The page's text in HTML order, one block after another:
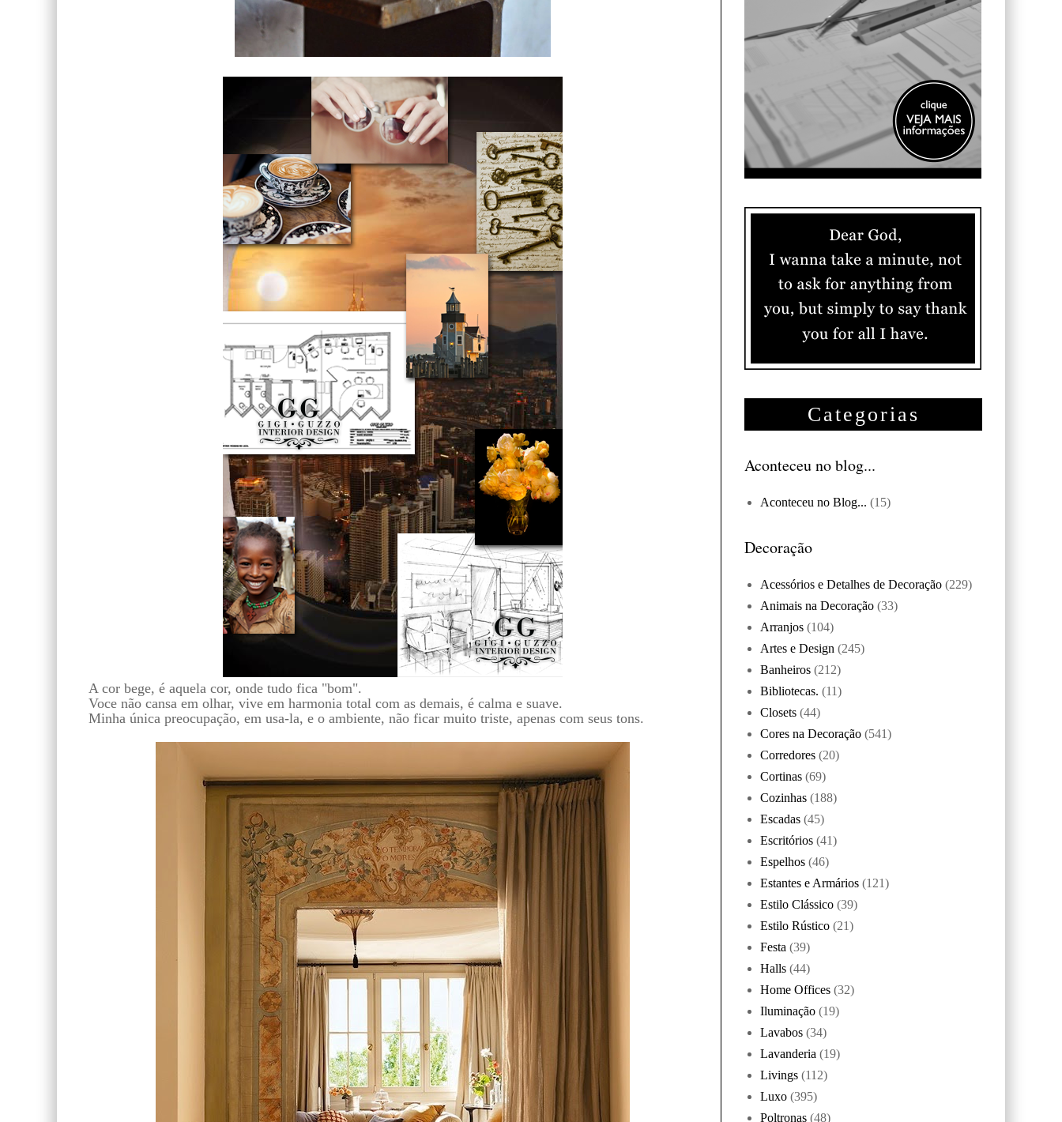
A cor bege, é aquela cor, onde tudo fica "bom".
Voce não cansa em olhar, vive em harmonia total com as demais, é calma e suave.
Minha única preocupação, em usa-la, e o ambiente, não ficar muito triste, apenas com seus tons.
Categorias
Aconteceu no blog...
Aconteceu no Blog... (15)
Decoração
Acessórios e Detalhes de Decoração (229)
Animais na Decoração (33)
Arranjos (104)
Artes e Design (245)
Banheiros (212)
Bibliotecas. (11)
Closets (44)
Cores na Decoração (541)
Corredores (20)
Cortinas (69)
Cozinhas (188)
Escadas (45)
Escritórios (41)
Espelhos (46)
Estantes e Armários (121)
Estilo Clássico (39)
Estilo Rústico (21)
Festa (39)
Halls (44)
Home Offices (32)
Iluminação (19)
Lavabos (34)
Lavanderia (19)
Livings (112)
Luxo (395)
Poltronas (48)